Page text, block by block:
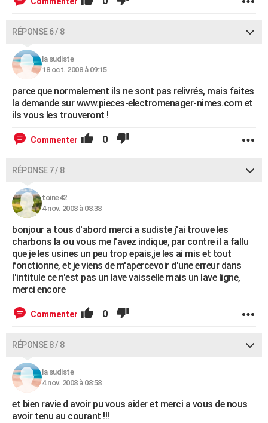
RÉPONSE 6 / 8
la sudiste
18 oct. 2008 à 09:15
parce que normalement ils ne sont pas relivrés, mais faites
la demande sur www.pieces-electromenager-nimes.com et
ils vous les trouveront !
Commenter 0
RÉPONSE 7 / 8
toine42
4 nov. 2008 à 08:38
bonjour a tous d'abord merci a sudiste j'ai trouve les
charbons la ou vous me l'avez indique, par contre il a fallu
que je les usines un peu trop epais,je les ai mis et tout
fonctionne, et je viens de m'apercevoir d'une erreur dans
l'intitule ce n'est pas un lave vaisselle mais un lave ligne,
merci encore
Commenter 0
RÉPONSE 8 / 8
la sudiste
4 nov. 2008 à 08:58
et bien ravie d avoir pu vous aider et merci a vous de nous
avoir tenu au courant !!!